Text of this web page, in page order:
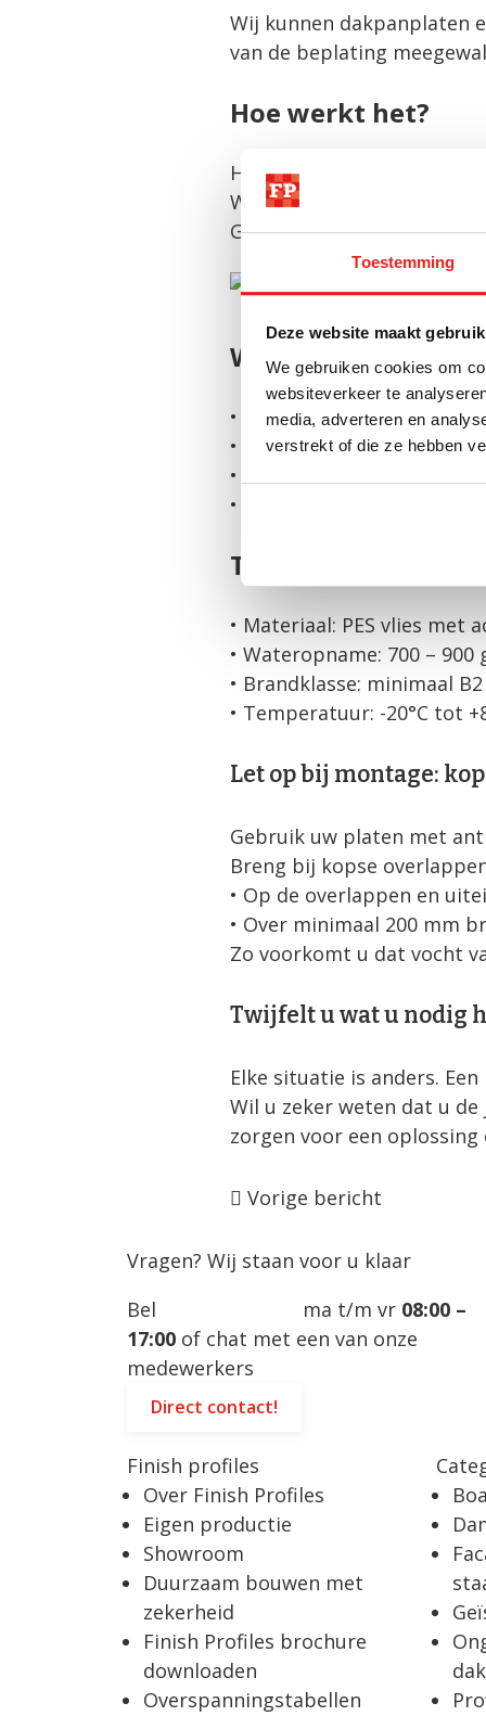
Toestemming
Deze website maakt
We gebruiken cookies om
websiteverkeer te
media, adverteren en
verstrekt of die ze hebben
Wij kunnen dakpanplaten
van de beplating
Hoe werkt het?
Het vilt bestaat uit een
Wordt het warmer en is er
Geen druppels. Geen
Wat levert het u
• Geen neerdruppelend
• Betere bescherming van
• Extra geluidsdemping
• Duurzame oplossing
Technische
• Materiaal: PES vlies met
• Wateropname: 700 – 900
• Brandklasse: minimaal
• Temperatuur: -20°C tot
Let op bij montage:
Gebruik uw platen met
Breng bij kopse
• Op de overlappen en
• Over minimaal 200 mm
Zo voorkomt u dat vocht
Twijfelt u wat u nodig
Elke situatie is anders.
Wil u zeker weten dat u
zorgen voor een oplossing
Bericht
navigatie
Vorige bericht
Vragen? Wij staan voor u klaar
Bel
ma t/m vr 08:00 –
17:00 of chat met een van onze
medewerkers
Direct contact!
Finish profiles
Over Finish Profiles
Eigen productie
Showroom
Duurzaam bouwen met
zekerheid
Finish Profiles brochure
downloaden
Overspanningstabellen